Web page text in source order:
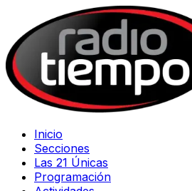
Inicio
Secciones
Las 21 Únicas
Programación